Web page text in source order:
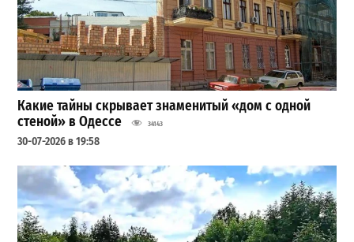
Какие тайны скрывает знаменитый «дом с одной
стеной» в Одессе
34143
30-07-2026 в 19:58